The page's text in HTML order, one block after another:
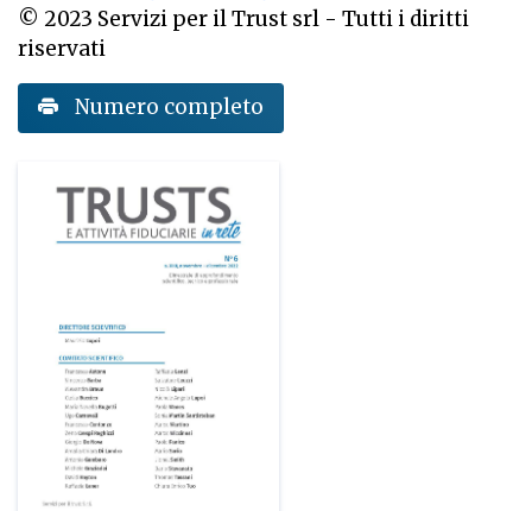
© 2023 Servizi per il Trust srl - Tutti i diritti
riservati
Numero completo